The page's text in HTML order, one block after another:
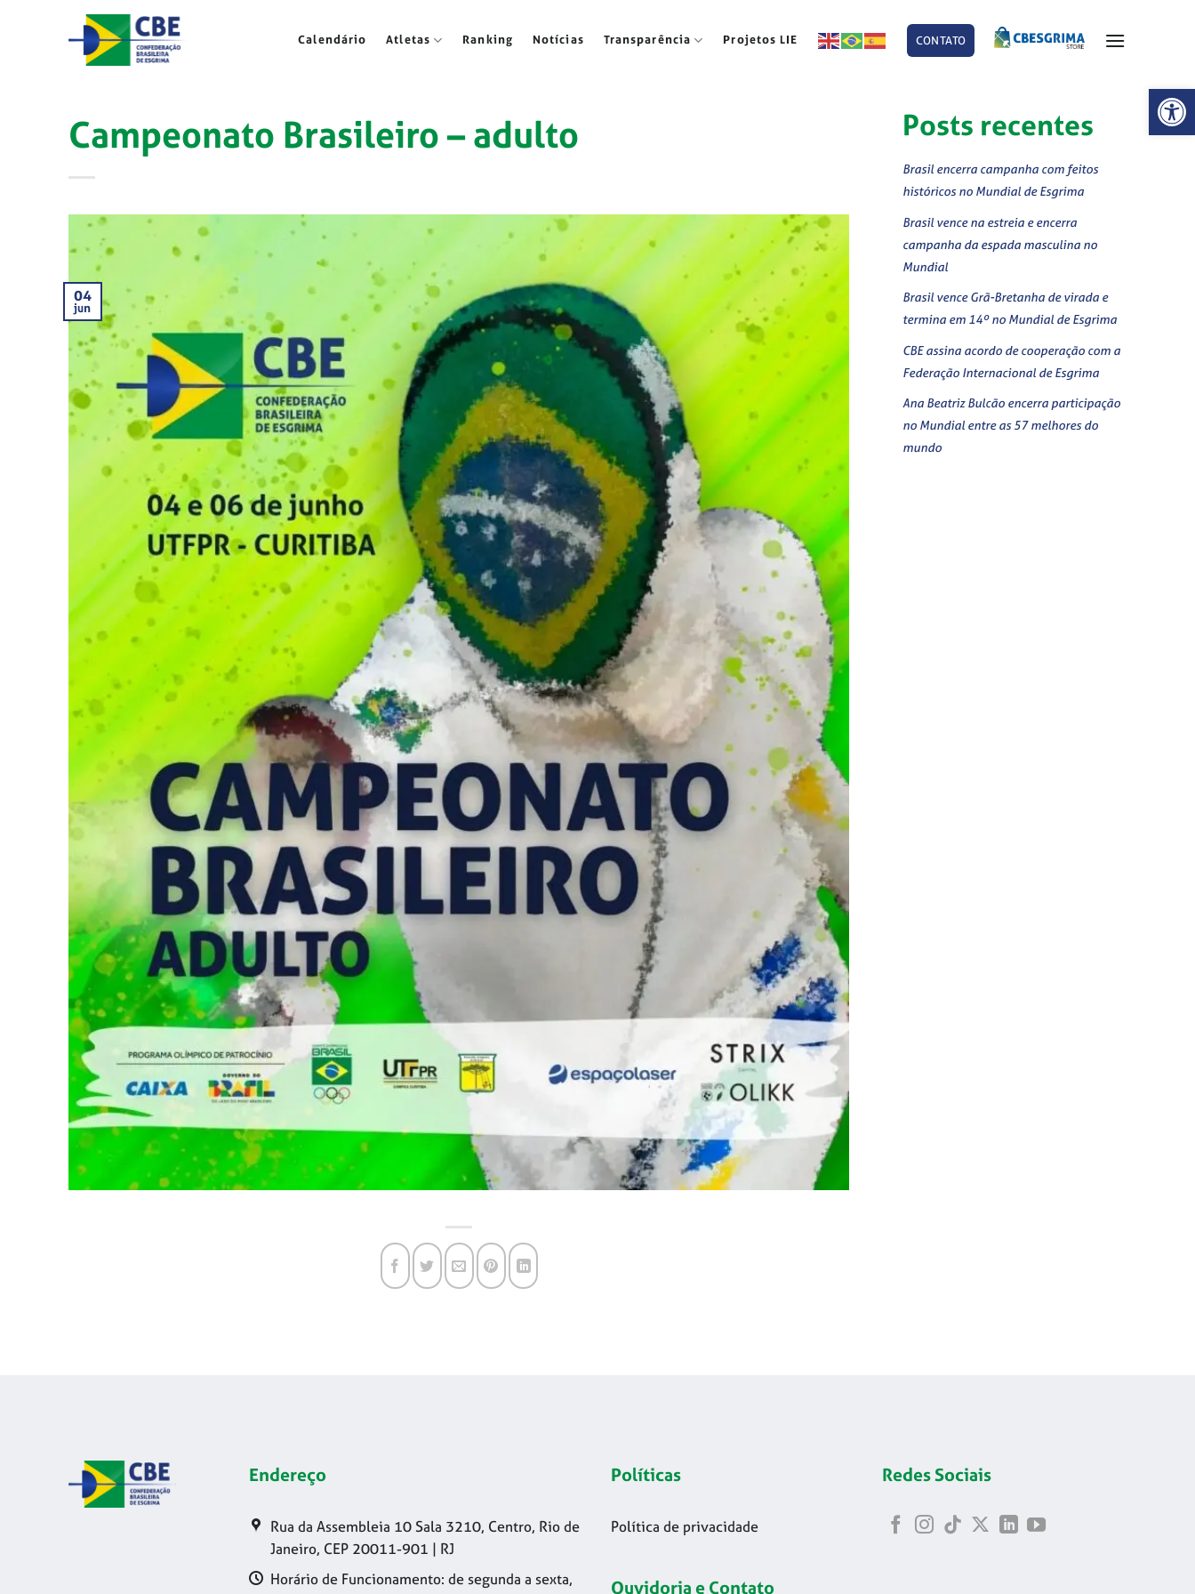
Abrir
Calendário Atletas Ranking Notícias Transparência Projetos LIE CONTATO
Campeonato Brasileiro – adulto
04
jun
Posts recentes
Brasil encerra campanha com feitos
históricos no Mundial de Esgrima
Brasil vence na estreia e encerra
campanha da espada masculina no
Mundial
Brasil vence Grã-Bretanha de virada e
termina em 14º no Mundial de Esgrima
CBE assina acordo de cooperação com a
Federação Internacional de Esgrima
Ana Beatriz Bulcão encerra participação
no Mundial entre as 57 melhores do
mundo
Endereço
Rua da Assembleia 10 Sala 3210, Centro, Rio de
Janeiro, CEP 20011-901 | RJ
Horário de Funcionamento: de segunda a sexta,
Políticas
Política de privacidade
Ouvidoria e Contato
Redes Sociais